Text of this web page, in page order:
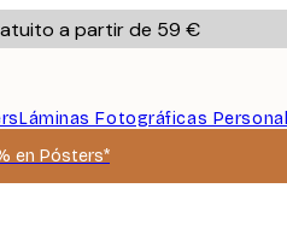
a partir de 59 €
Láminas Fotográficas
en Pósters*